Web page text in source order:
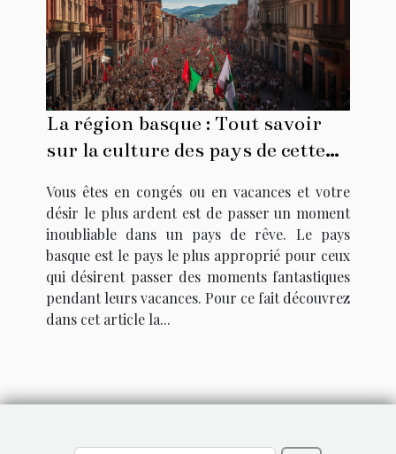
La région basque : Tout savoir
sur la culture des pays de cette
Vous êtes en congés ou en vacances et votre
désir le plus ardent est de passer un moment
inoubliable dans un pays de rêve. Le pays
basque est le pays le plus approprié pour ceux
qui désirent passer des moments fantastiques
pendant leurs vacances. Pour ce fait découvrez
dans cet article la...